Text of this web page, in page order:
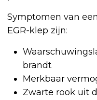
Symptomen van
EGR-klep zijn:
brandt
Merkbaar
Zwarte rook uit